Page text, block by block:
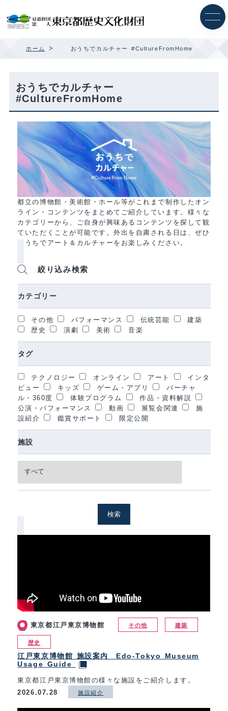
ホーム > おうちでカルチャー #CultureFromHome
おうちでカルチャー
#CultureFromHome
都立の博物館・美術館・ホール等がこれまで制作したオン
ライン・コンテンツをまとめてご紹介しています。様々な
カテゴリーから、ご自身が興味あるコンテンツを探して観
ていただくことが可能です。外出を自粛される日は、ぜひ
おうちでアート＆カルチャーをお楽しみください。
絞り込み検索
カテゴリー
その他 パフォーマンス 伝統芸能
建築
歴史
演劇 美術 音楽
タグ
テクノロジー オンライン アート
インタ
ビュー
キッズ ゲーム・アプリ
バーチャ
ル・360度
体験プログラム
作品・資料解説
公演・パフォーマンス
動画 展覧会関連
施
設紹介
鑑賞サポート 限定公開
施設
検索
東京都江戸東京博物館 その他 建築
歴史
江戸東京博物館 施設案内 Edo-Tokyo Museum
Usage Guide
東京都江戸東京博物館の様々な施設をご紹介します。
2026.07.28
施設紹介